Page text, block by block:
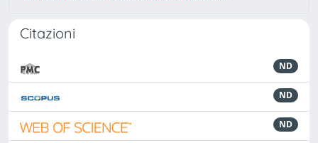
Citazioni
ND
ND
ND